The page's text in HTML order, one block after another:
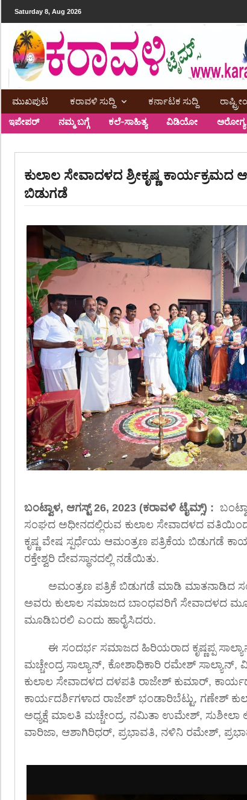
Saturday 8, Aug 2026
ಮುಖಪುಟ ಕರಾವಳಿ ಸುದ್ದಿ ಕರ್ನಾಟಕ ಸುದ್ದಿ
ಇಪೇಪರ್ ನಮ್ಮ ಬಗ್ಗೆ ಕಲೆ-ಸಾಹಿತ್ಯ ವಿಡಿಯೋ ಅರೋಗ್ಯ
ಕುಲಾಲ ಸೇವಾದಳದ ಶ್ರೀಕೃಷ್ಣ ಕಾರ್ಯಕ್ರಮದ
ಬಿಡುಗಡೆ
ಬಂಟ್ವಾಳ, ಆಗಸ್ಟ್ 26, 2023 (ಕರಾವಳಿ ಟೈಮ್ಸ್) :
ಸಂಘದ ಅಧೀನದಲ್ಲಿರುವ ಕುಲಾಲ ಸೇವಾದಳದ ವತಿಯಿಂದ
ಕೃಷ್ಣ ವೇಷ ಸ್ಪರ್ಧೆಯ ಆಮಂತ್ರಣ ಪತ್ರಿಕೆಯ ಬಿಡುಗಡೆ
ರಕ್ತೇಶ್ವರಿ ದೇವಸ್ಥಾನದಲ್ಲಿ ನಡೆಯಿತು.
ಅಮಂತ್ರಣ ಪತ್ರಿಕೆ ಬಿಡುಗಡೆ ಮಾಡಿ ಮಾತನಾಡಿದ
ಅವರು ಕುಲಾಲ ಸಮಾಜದ ಬಾಂಧವರಿಗೆ ಸೇವಾದಳದ
ಮೂಡಿಬರಲಿ ಎಂದು ಹಾರೈಸಿದರು.
ಈ ಸಂದರ್ಭ ಸಮಾಜದ ಹಿರಿಯರಾದ ಕೃಷ್ಣಪ್ಪ
ಮಚ್ಚೇಂದ್ರ ಸಾಲ್ಯಾನ್, ಕೋಶಾಧಿಕಾರಿ ರಮೇಶ್ ಸಾಲ್ಯಾನ್,
ಕುಲಾಲ ಸೇವಾದಳದ ದಳಪತಿ ರಾಜೇಶ್ ಕುಮಾರ್,
ಕಾರ್ಯದರ್ಶಿಗಳಾದ ರಾಜೇಶ್ ಭಂಡಾರಿಬೆಟ್ಟು, ಗಣೇಶ್
ಅಧ್ಯಕ್ಷೆ ಮಾಲತಿ ಮಚ್ಚೇಂದ್ರ, ನಮಿತಾ ಉಮೇಶ್, ಸುಶೀಲಾ
ವಾರಿಜಾ, ಆಶಾಗಿರಿಧರ್, ಪ್ರಭಾವತಿ, ನಳಿನಿ ರಮೇಶ್,